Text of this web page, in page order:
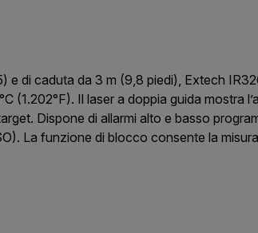
e di caduta da 3 m (9,8 piedi), Extech
(1.202°F). Il laser a doppia guida mostra
Dispone di allarmi alto e basso
La funzione di blocco consente la